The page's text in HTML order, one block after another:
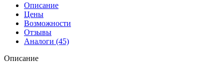
Описание
Цены
Возможности
Отзывы
Аналоги (45)
Описание